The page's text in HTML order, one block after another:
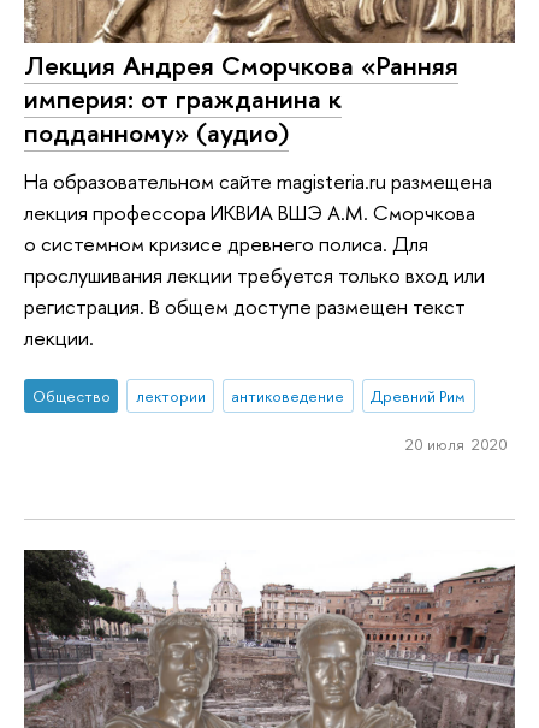
Лекция Андрея Сморчкова «Ранняя
империя: от гражданина к
подданному» (аудио)
На образовательном сайте magisteria.ru размещена
лекция профессора ИКВИА ВШЭ А.М. Сморчкова
о системном кризисе древнего полиса. Для
прослушивания лекции требуется только вход или
регистрация. В общем доступе размещен текст
лекции.
Общество лектории антиковедение Древний Рим
20 июля 2020